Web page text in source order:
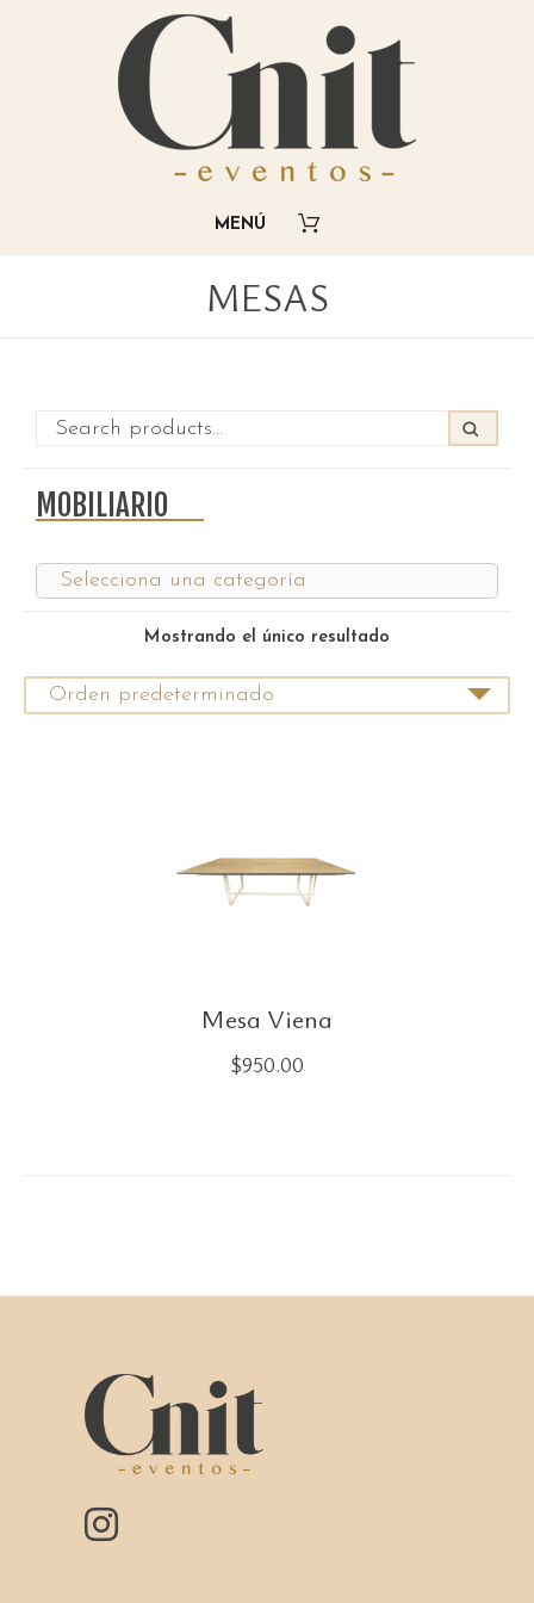
MESAS
MOBILIARIO
Mostrando el único resultado
Mesa Viena
$950.00